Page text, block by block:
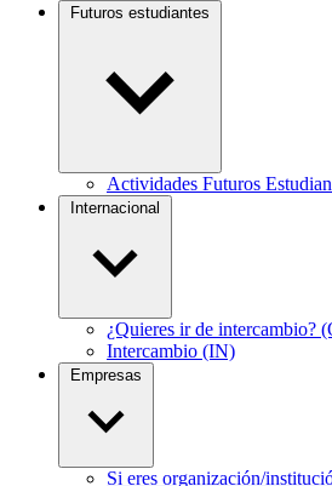
Futuros estudiantes
Actividades Futuros
Internacional
¿Quieres ir de intercambio?
Intercambio (IN)
Empresas
Si eres organización/